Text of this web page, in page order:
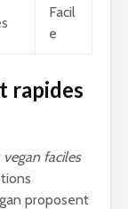
Facil
e
rapides
vegan faciles
proposent